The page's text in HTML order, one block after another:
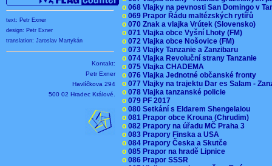
text: Petr Exner
design: Petr Exner
translation: Jaroslav Martykán
Kontakt:
Petr Exner
Havlíčkova 294
500 02 Hradec Králové.
o 068 Vlajky na pevnosti San Domingo v
o 069 Prapor Řádu maltézských rytířů
o 070 Znak a vlajka Vrútek (Slovensko)
o 071 Vlajka obce Vyšní Lhoty (FM)
o 072 Vlajka obce Nošovice (FM)
o 073 Vlajky Tanzanie a Zanzibaru
o 074 Vlajka Revoluční strany Tanzanie
o 075 Vlajka CHADEMA
o 076 Vlajka Jednotné občanské fronty
o 077 Vlajky na trajektu Dar es Salam -
o 078 Vlajka tanzanské policie
o 079 PF 2017
o 080 Setkání s Eldarem Shengelaiou
o 081 Prapor obce Krouna (Chrudim)
o 082 Prapory na úřadu MČ Praha 3
o 083 Prapory Finska a USA
o 084 Prapory Česka a Skutče
o 085 Prapor na hradě Lipnice
o 086 Prapor SSSR